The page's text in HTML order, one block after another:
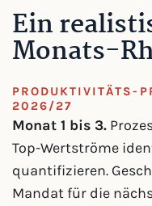
Ein
Monats-
PRODUKTIVITÄTS-
2026/27
Monat 1 bis 3.
Top-Wertströme
quantifizieren.
Mandat für die